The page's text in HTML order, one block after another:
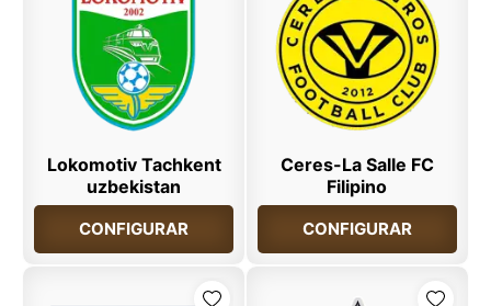
Lokomotiv Tachkent
uzbekistan
CONFIGURAR
Ceres-La Salle FC
Filipino
CONFIGURAR